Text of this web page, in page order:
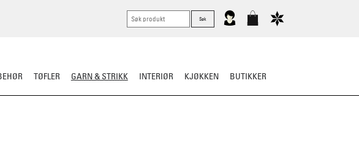
TØFLER GARN & STRIKK INTERIØR KJØKKEN BUTIKKER